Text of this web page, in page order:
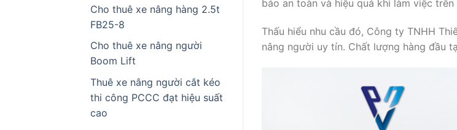
Cho thuê xe nâng hàng 2.5t
FB25-8
Cho thuê xe nâng người
Boom Lift
Thuê xe nâng người cắt kéo
thi công PCCC đạt hiệu suất
cao
bảo an toàn và hiệu quả khi làm việc
Thấu hiểu nhu cầu đó, Công ty TNHH
nâng người uy tín. Chất lượng hàng đầu